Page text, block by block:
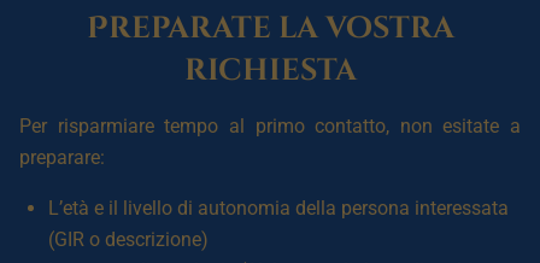
Preparate la vostra
richiesta
Per risparmiare tempo al primo contatto, non esitate a
preparare:
L’età e il livello di autonomia della persona interessata
(GIR o descrizione)